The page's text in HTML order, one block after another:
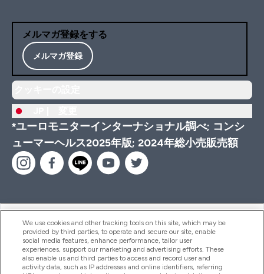
メルマガ登録をする
メルマガ登録
*ユーロモニターインターナショナル調べ; コンシ
ューマーヘルス2025年版; 2024年総小売販売額
ヘルプ＆ガイド
商品について
We use cookies and other tracking tools on this site, which may be
provided by third parties, to operate and secure our site, enable
social media features, enhance performance, tailor user
experiences, support our marketing and advertising efforts. These
also enable us and third parties to access and record user and
activity data, such as IP addresses and online identifiers, referring